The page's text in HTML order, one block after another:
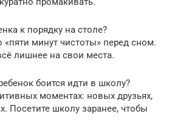
к порядку на столе?
«пяти минут чистоты» перед сном.
лишнее на свои места.
боится идти в школу?
моментах: новых друзьях,
Посетите школу заранее, чтобы